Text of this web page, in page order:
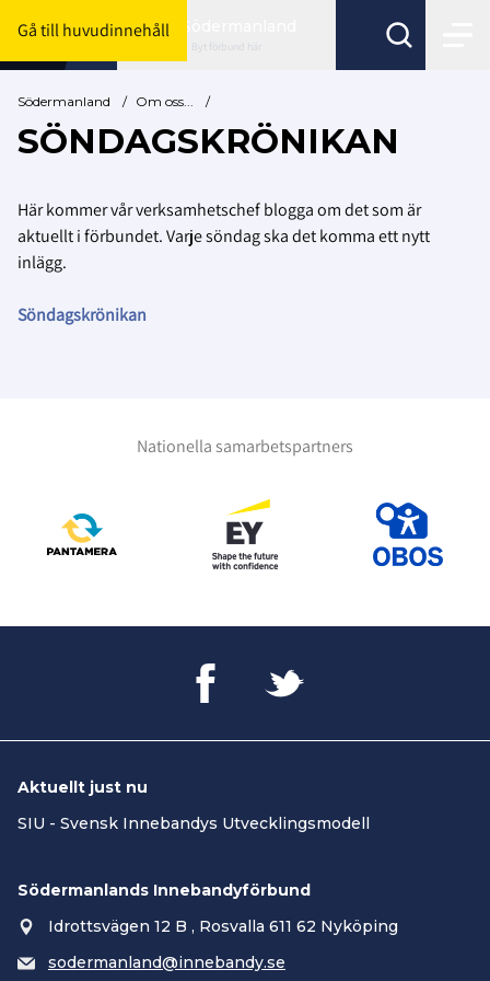
Gå till huvudinnehåll
Byt förbund här
Södermanland / Om oss... /
SÖNDAGSKRÖNIKAN
Här kommer vår verksamhetschef blogga om det som är
aktuellt i förbundet. Varje söndag ska det komma ett nytt
inlägg.
Söndagskrönikan
Nationella samarbetspartners
Aktuellt just nu
SIU - Svensk Innebandys Utvecklingsmodell
Södermanlands Innebandyförbund
Idrottsvägen 12 B , Rosvalla 611 62 Nyköping
sodermanland@innebandy.se